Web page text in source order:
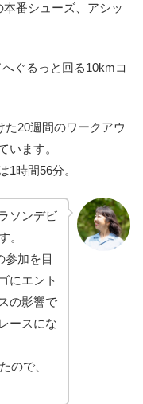
番シューズ、アシッ
ぐるっと回る10kmコ
20週間のワークアウ
います。
1時間56分。
ソンデビ
。
参加を目
にエント
の影響で
ースにな
ので、